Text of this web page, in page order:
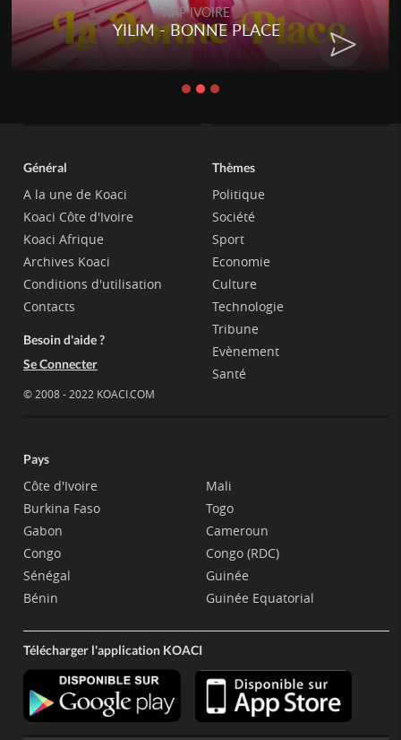
RAP IVOIRE
YILIM - BONNE PLACE
Général
A la une de Koaci
Koaci Côte d'Ivoire
Koaci Afrique
Archives Koaci
Conditions d'utilisation
Contacts
Besoin d'aide ?
Se Connecter
© 2008 - 2022 KOACI.COM
Thèmes
Politique
Société
Sport
Economie
Culture
Technologie
Tribune
Evènement
Santé
Pays
Côte d'Ivoire
Burkina Faso
Gabon
Congo
Sénégal
Bénin
Mali
Togo
Cameroun
Congo (RDC)
Guinée
Guinée Equatorial
Télécharger l'application KOACI